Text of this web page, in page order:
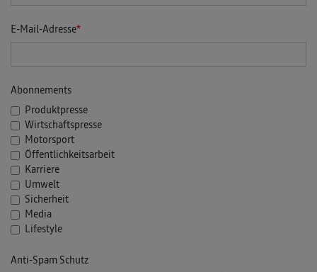
E-Mail-Adresse
Abonnements
Produktpresse
Wirtschaftspresse
Motorsport
Öffentlichkeitsarbeit
Karriere
Umwelt
Sicherheit
Media
Lifestyle
Anti-Spam Schutz